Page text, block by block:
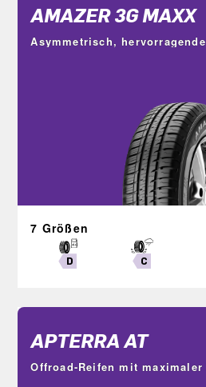
AMAZER 3G MAXX
Asymmetrisch,
7 Größen
D C
APTERRA AT
Offroad-Reifen mit maximaler